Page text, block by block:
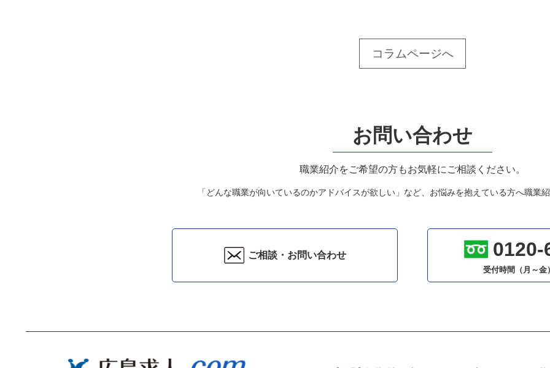
コラムページへ
お問い合わせ
職業紹介をご希望の方もお気軽にご相談ください。
「どんな職業が向いているのかアドバイスが欲しい」など、お悩みを抱えている方へ職業
ご相談・お問い合わせ 0120-
受付時間（月～金）